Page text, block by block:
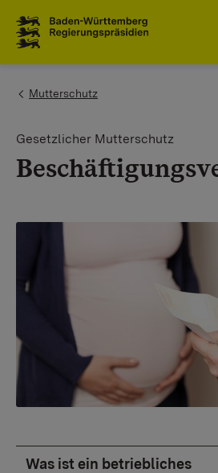
You are here:
Mutterschutz
Gesetzlicher Mutterschutz
Was ist ein betriebliches